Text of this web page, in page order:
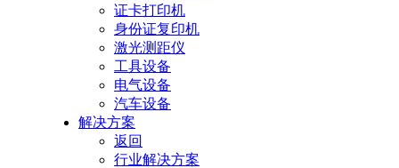
证卡打印机
身份证复印机
激光测距仪
工具设备
电气设备
汽车设备
解决方案
返回
行业解决方案